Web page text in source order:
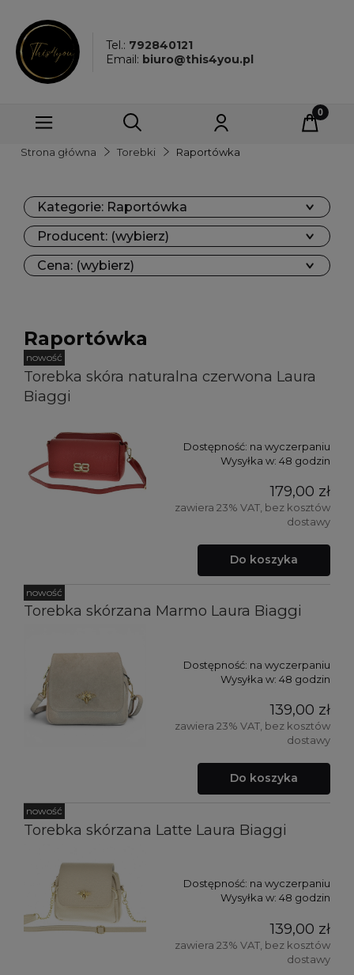
Tel.: 792840121
Email: biuro@this4you.pl
Strona główna Torebki Raportówka
Kategorie: Raportówka
Producent: (wybierz)
Cena: (wybierz)
Raportówka
Torebka skóra naturalna czerwona Laura
Biaggi
Dostępność: na wyczerpaniu
Wysyłka w: 48 godzin
179,00 zł
zawiera 23% VAT, bez kosztów
dostawy
Do koszyka
nowość
Torebka skórzana Marmo Laura Biaggi
Dostępność: na wyczerpaniu
Wysyłka w: 48 godzin
139,00 zł
zawiera 23% VAT, bez kosztów
dostawy
Do koszyka
nowość
Torebka skórzana Latte Laura Biaggi
Dostępność: na wyczerpaniu
Wysyłka w: 48 godzin
139,00 zł
zawiera 23% VAT, bez kosztów
dostawy
nowość